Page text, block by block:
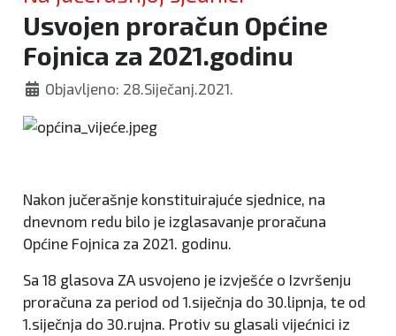
Zanimljivosti
Usvojen proračun Općine
Fojnica za 2021.godinu
Objavljeno: 28.Siječanj.2021.
Nakon jučerašnje konstituirajuće sjednice, na
dnevnom redu bilo je izglasavanje proračuna
Općine Fojnica za 2021. godinu.
Sa 18 glasova ZA usvojeno je izvješće o Izvršenju
proračuna za period od 1.siječnja do 30.lipnja, te od
1.siječnja do 30.rujna. Protiv su glasali vijećnici iz